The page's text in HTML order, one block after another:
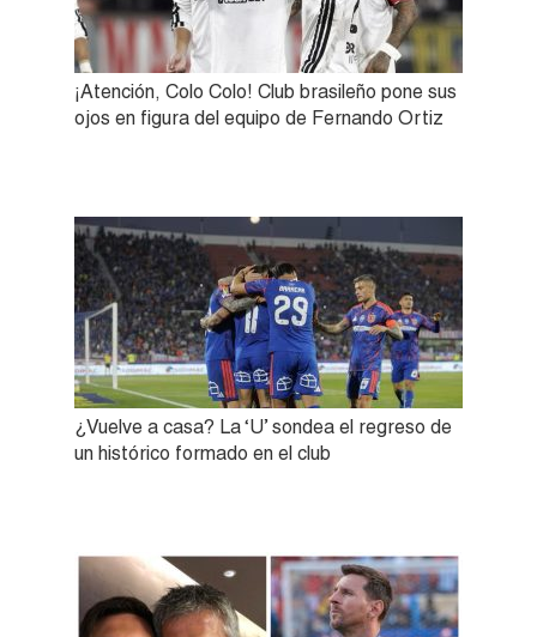
¡Atención, Colo Colo! Club brasileño pone sus
ojos en figura del equipo de Fernando Ortiz
¿Vuelve a casa? La ‘U’ sondea el regreso de
un histórico formado en el club